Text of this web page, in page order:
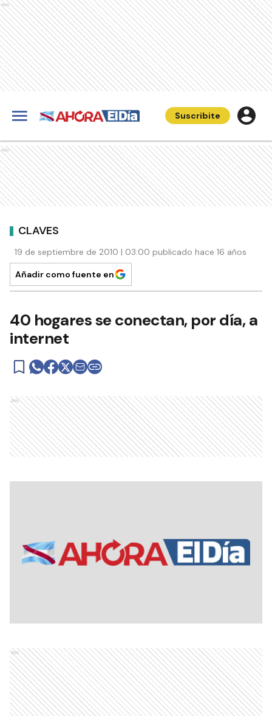
Ads
Suscribite
Ads
CLAVES
19 de septiembre de 2010 | 03:00 publicado hace 16 años
Añadir como fuente en
40 hogares se conectan, por día, a
internet
Ads
Ads